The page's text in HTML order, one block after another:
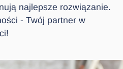
najlepsze rozwiązanie.
- Twój partner w